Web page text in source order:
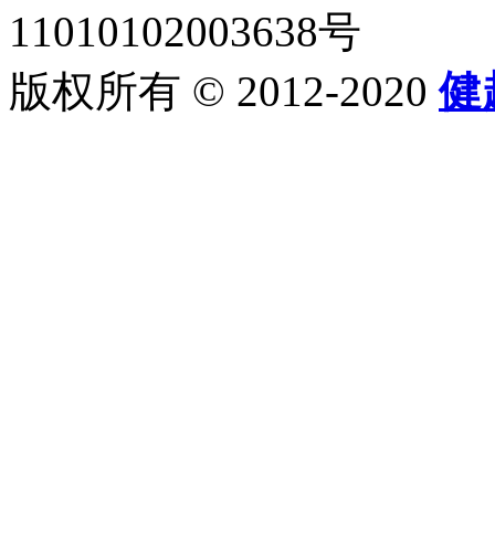
11010102003638号
版权所有 © 2012-2020健